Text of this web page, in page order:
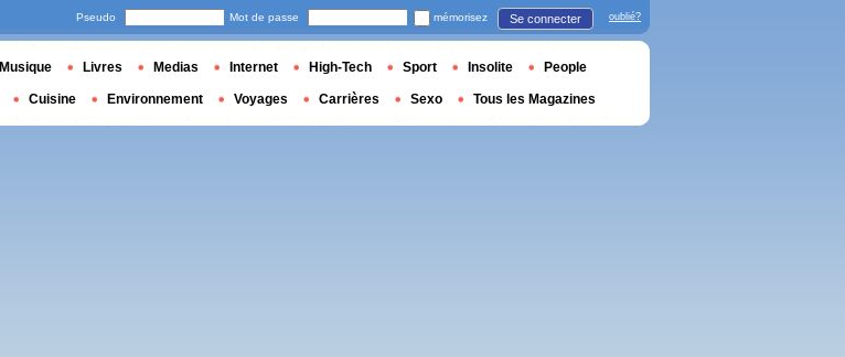
Pseudo Mot de passe mémorisez Se connecter oublié?
Musique Livres Medias Internet High-Tech Sport Insolite People
Cuisine Environnement Voyages Carrières Sexo Tous les Magazines